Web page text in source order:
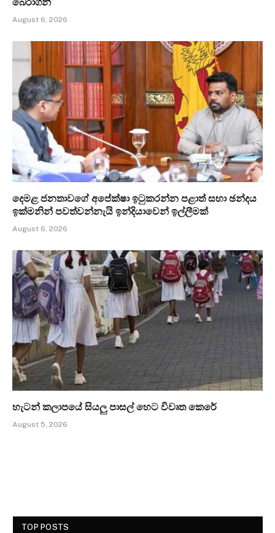
බේරාගනී
August 6, 2026
දෙමළ ජනතාවගේ අපේක්ෂා ඉටුකරන්න පළාත් සභා ඡන්දය
ඉක්මනින් පවත්වන්නැයි ඉන්දියාවෙන් ඉල්ලීමක්
August 6, 2026
හැටන් කලාපයේ සියලු පාසල් හෙට විවෘත කෙරේ
August 5, 2026
TOP POSTS